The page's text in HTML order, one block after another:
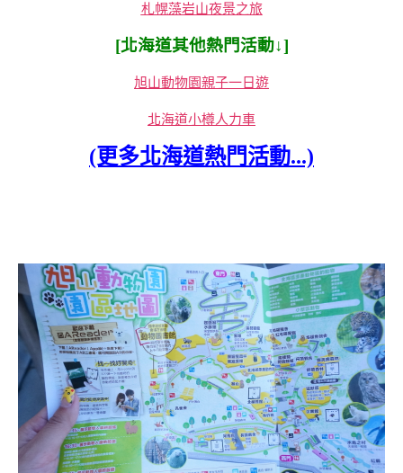
札幌藻岩山夜景之旅
[北海道其他熱門活動↓]
旭山動物園親子一日遊
北海道小樽人力車
(更多北海道熱門活動...)